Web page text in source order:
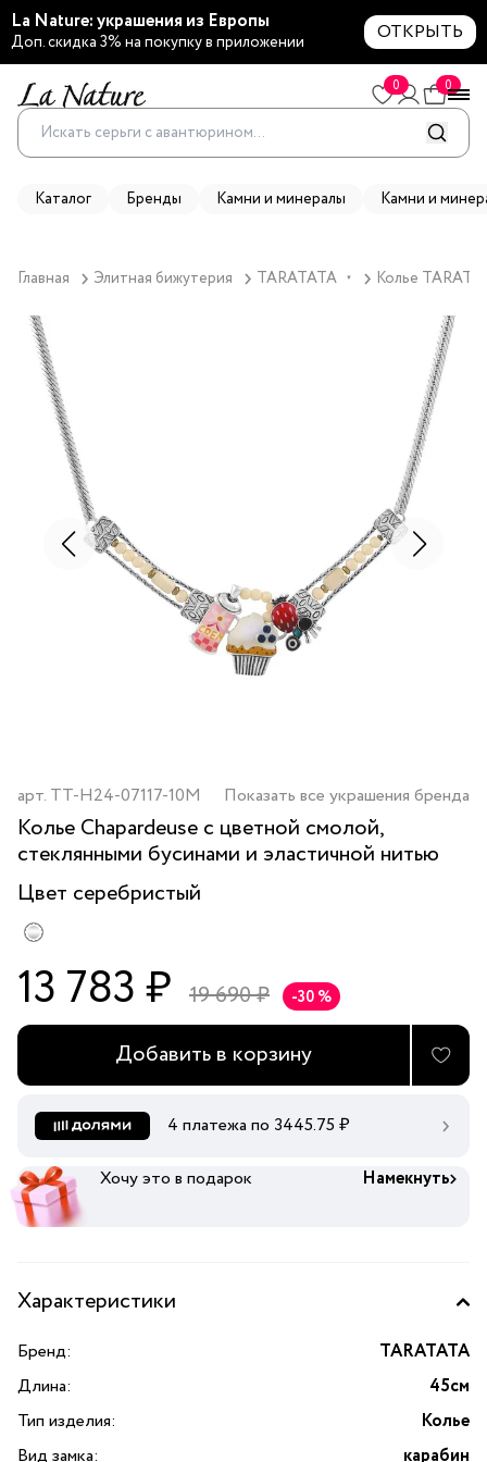
La Nature: украшения из Европы
Доп. скидка 3% на покупку в приложении ОТКРЫТЬ
0 0
Каталог Бренды Камни и минералы Камни и
Главная Элитная бижутерия TARATATA ▼ Колье
арт. TT-H24-07117-10M Показать все украшения бренда
Колье Chapardeuse с цветной смолой,
стеклянными бусинами и эластичной нитью
Цвет серебристый
13 783 ₽ 19 690 ₽ -30 %
Добавить в корзину
4 платежа по 3445.75 ₽
Хочу это в подарок Намекнуть
Характеристики
Бренд:
TARATATA
Длина:
45см
Тип изделия:
Колье
Вид замка:
карабин